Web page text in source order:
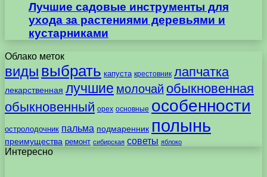
Лучшие садовые инструменты для
ухода за растениями деревьями и
кустарниками
Облако меток
виды выбрать капуста крестовник лапчатка
лекарственная лучшие молочай обыкновенная
обыкновенный орех основные особенности
остролодочник пальма подмаренник полынь
преимущества ремонт сибирская советы яблоко
Интересно